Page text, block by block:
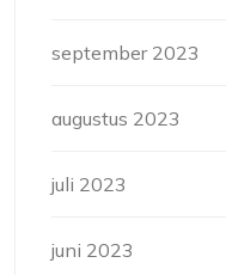
september 2023
augustus 2023
juli 2023
juni 2023